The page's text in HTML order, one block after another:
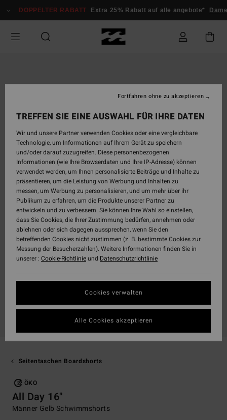
zur
springen
DOPPELTER RABATT Extra 25% Rabatt auf alle angebote* Damen
Seitentaschen Boardshorts
ÖKO
All Day 16"
Männer Gelb Schwimmshorts
TREFFEN SIE EINE AUSWAHL FÜR IHRE DATEN
Wir und unsere Partner verwenden Cookies oder eine vergleichbare
Technologie, um Informationen auf Ihrem Gerät zu speichern
und/oder darauf zuzugreifen. Diese personenbezogenen
Informationen (wie Ihre Browserdaten und Ihre IP-Adresse) können
verwendet werden, um Ihnen personalisierte Beiträge und Inhalte zu
präsentieren, um die Leistung von Werbung und Inhalten zu
messen, um Werbung zu personalisieren, und um mehr über ihr
Publikum zu erfahren, um die Produkte unserer Partner zu
entwickeln und zu verbessern. Sie können Ihre Wahl so einstellen,
dass Sie Cookies, die Ihrer Zustimmung bedürfen, annehmen oder
ablehnen oder sich dagegen aussprechen, wenn Sie den
betreffenden Cookies nicht zustimmen (z. B. bestimmte Cookies zur
Messung der Besucherzahlen). Weitere Informationen finden Sie in
unserer : Cookie-Richtlinieund Datenschutzrichtlinie
Cookies verwalten
Fortfahren ohne zu akzeptieren
Alle Cookies akzeptieren